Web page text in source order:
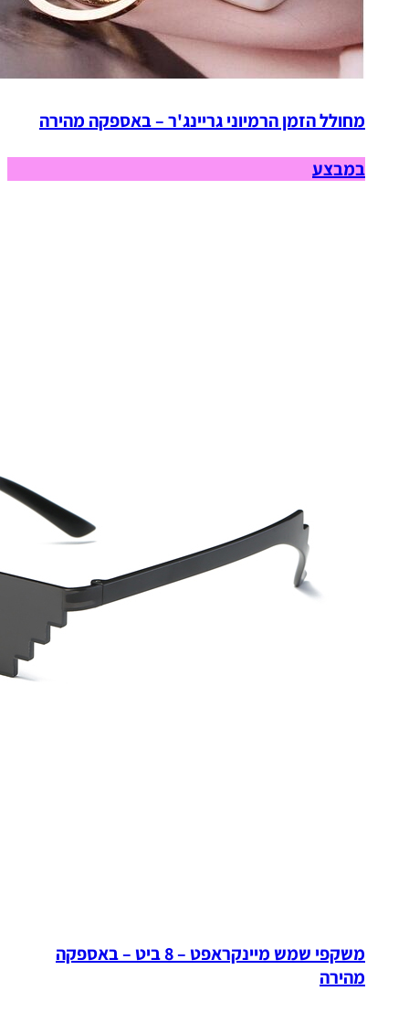
מחולל הזמן הרמיוני גריינג'ר – באספקה מהירה
במבצע
משקפי שמש מיינקראפט – 8 ביט – באספקה
מהירה